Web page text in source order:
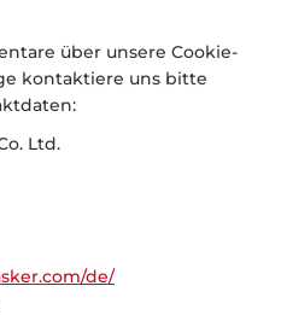
über unsere Cookie-
kontaktiere uns bitte
Ltd.
de/